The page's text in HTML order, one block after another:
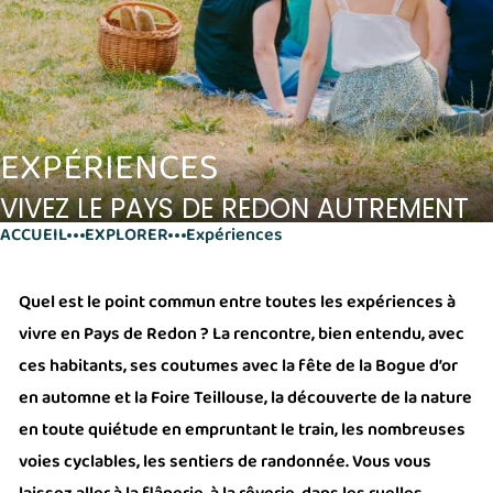
EXPÉRIENCES
VIVEZ LE PAYS DE REDON AUTREMENT
ACCUEIL EXPLORER Expériences
Quel est le point commun entre toutes les expériences à
vivre en Pays de Redon ? La rencontre, bien entendu, avec
ces habitants, ses coutumes avec la fête de la Bogue d’or
en automne et la Foire Teillouse, la découverte de la nature
en toute quiétude en empruntant le train, les nombreuses
voies cyclables, les sentiers de randonnée. Vous vous